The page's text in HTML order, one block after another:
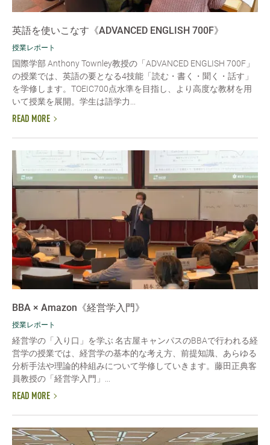
英語を使いこなす《ADVANCED ENGLISH 700F》
授業レポート
国際学部 Anthony Townley教授の「ADVANCED ENGLISH 700F」
の授業では、英語の要となる4技能「読む・書く・聞く・話す」
を学修します。TOEIC700点水準を目指し、より高度な教材を用
いて授業を展開。学生は語学力...
READ MORE
BBA × Amazon《経営学入門》
授業レポート
経営学の「入り口」を学ぶ 名古屋キャンパスのBBAで行われる経
営学の授業では、経営学の基本的な考え方、前提知識、あらゆる
分析手法や理論的枠組みについて学修していきます。藤田正典客
員教授の「経営学入門」...
READ MORE